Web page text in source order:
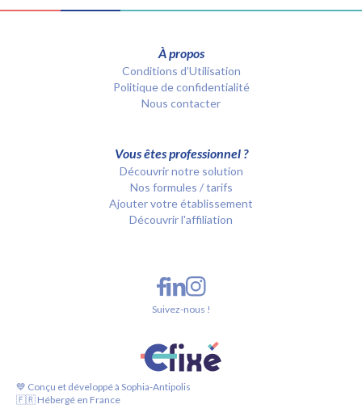
À propos
Conditions d’Utilisation
Politique de confidentialité
Nous contacter
Vous êtes professionnel ?
Découvrir notre solution
Nos formules / tarifs
Ajouter votre établissement
Découvrir l'affiliation
💙 Conçu et développé à Sophia-Antipolis
🇫🇷 Hébergé en France
Suivez-nous !